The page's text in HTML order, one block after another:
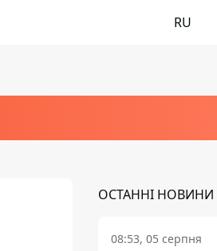
RU
ОСТАННІ НОВИНИ
08:53, 05 серпня